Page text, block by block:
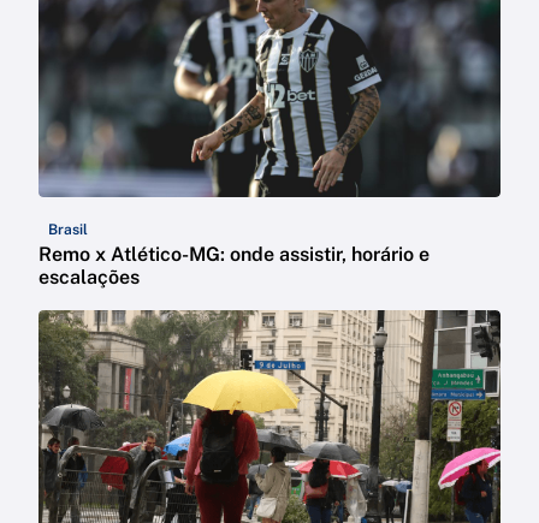
Brasil
Remo x Atlético-MG: onde assistir, horário e
escalações